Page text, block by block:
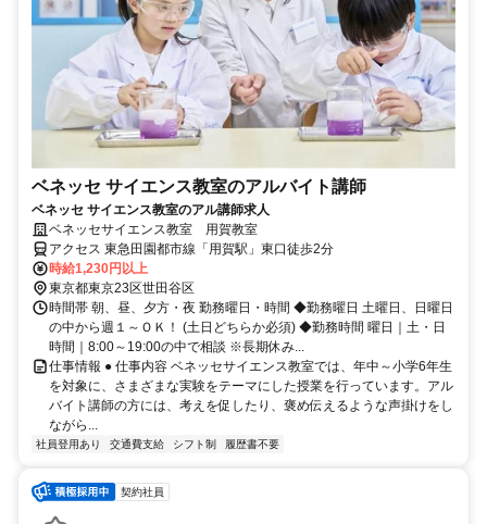
ベネッセ サイエンス教室のアルバイト講師
ベネッセ サイエンス教室のアル講師求人
ベネッセサイエンス教室 用賀教室
アクセス 東急田園都市線「用賀駅」東口徒歩2分
時給1,230円以上
東京都東京23区世田谷区
時間帯 朝、昼、夕方・夜 勤務曜日・時間 ◆勤務曜日 土曜日、日曜日
の中から週１～ＯＫ！ (土日どちらか必須) ◆勤務時間 曜日｜土・日
時間｜8:00～19:00の中で相談 ※長期休み...
仕事情報 ● 仕事内容 ベネッセサイエンス教室では、年中～小学6年生
を対象に、さまざまな実験をテーマにした授業を行っています。アル
バイト講師の方には、考えを促したり、褒め伝えるような声掛けをし
ながら...
社員登用あり 交通費支給 シフト制 履歴書不要
契約社員